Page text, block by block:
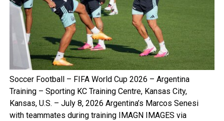
Soccer Football – FIFA World Cup 2026 – Argentina
Training – Sporting KC Training Centre, Kansas City,
Kansas, U.S. – July 8, 2026 Argentina’s Marcos Senesi
with teammates during training IMAGN IMAGES via